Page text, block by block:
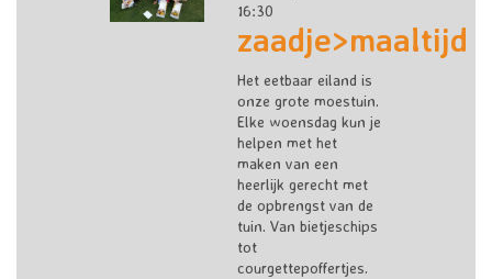
16:30
zaadje>maaltijd
Het eetbaar eiland is
onze grote moestuin.
Elke woensdag kun je
helpen met het
maken van een
heerlijk gerecht met
de opbrengst van de
tuin. Van bietjeschips
tot
courgettepoffertjes.